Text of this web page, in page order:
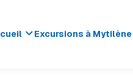
Excursions à Mytilène